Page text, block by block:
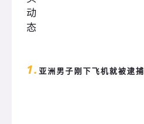
1. 亚洲男子刚下飞机就被逮捕